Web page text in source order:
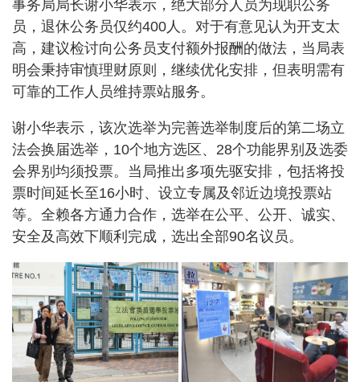
事务局局长谢小华表示，绝大部分人员为现职公务
员，退休公务员仅约400人。对于有意见认为开支太
高，建议检讨向公务员支付额外报酬的做法，当局表
明会秉持审慎理财原则，继续优化安排，但表明需有
可靠的工作人员维持票站服务。
谢小华表示，该次选举为完善选举制度后的第二场立
法会换届选举，10个地方选区、28个功能界别及选委
会界别均须投票。当局推出多项先驱安排，包括将投
票时间延长至16小时、设立专属及邻近边境投票站
等。全赖各方通力合作，选举在公平、公开、诚实、
安全及高效下顺利完成，选出全部90名议员。